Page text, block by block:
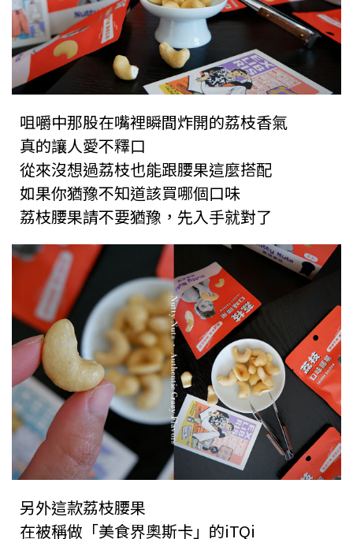
咀嚼中那股在嘴裡瞬間炸開的荔枝香氣
真的讓人愛不釋口
從來沒想過荔枝也能跟腰果這麼搭配
如果你猶豫不知道該買哪個口味
荔枝腰果請不要猶豫，先入手就對了
另外這款荔枝腰果
在被稱做「美食界奧斯卡」的iTQi